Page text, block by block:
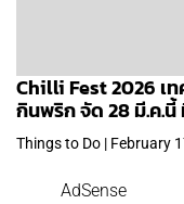
Chilli Fest 2026 เ
กินพริก จัด 28 มี.ค.
Things to Do | February
AdSense